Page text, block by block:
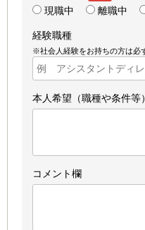
現職中 離職中
経験職種
※社会人経験をお持ちの方は必
本人希望（職種や条件等）
コメント欄